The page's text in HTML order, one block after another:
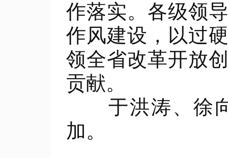
作落实。各级领
作风建设，以过
领全省改革开放
贡献。
于洪涛、徐向
加。